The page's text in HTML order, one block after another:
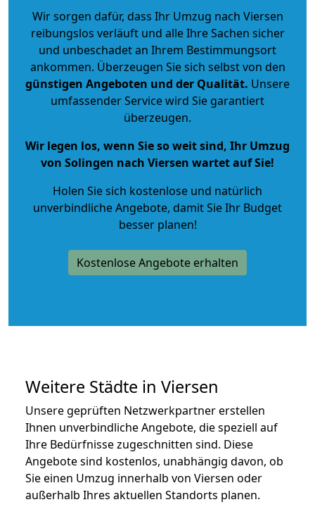
Wir sorgen dafür, dass Ihr Umzug nach Viersen
reibungslos verläuft und alle Ihre Sachen sicher
und unbeschadet an Ihrem Bestimmungsort
ankommen. Überzeugen Sie sich selbst von den
günstigen Angeboten und der Qualität. Unsere
umfassender Service wird Sie garantiert
überzeugen.
Wir legen los, wenn Sie so weit sind, Ihr Umzug
von Solingen nach Viersen wartet auf Sie!
Holen Sie sich kostenlose und natürlich
unverbindliche Angebote, damit Sie Ihr Budget
besser planen!
Kostenlose Angebote erhalten
Weitere Städte in Viersen
Unsere geprüften Netzwerkpartner erstellen
Ihnen unverbindliche Angebote, die speziell auf
Ihre Bedürfnisse zugeschnitten sind. Diese
Angebote sind kostenlos, unabhängig davon, ob
Sie einen Umzug innerhalb von Viersen oder
außerhalb Ihres aktuellen Standorts planen.